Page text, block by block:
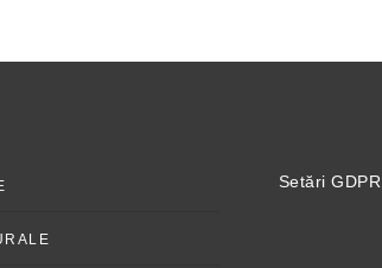
Setări GDPR